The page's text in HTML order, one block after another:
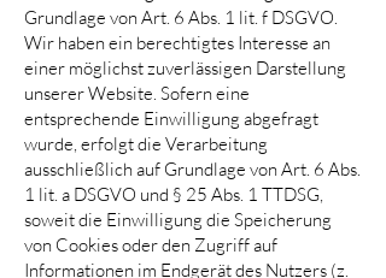
Grundlage von Art. 6 Abs. 1 lit. f DSGVO.
Wir haben ein berechtigtes Interesse an
einer möglichst zuverlässigen Darstellung
unserer Website. Sofern eine
entsprechende Einwilligung abgefragt
wurde, erfolgt die Verarbeitung
ausschließlich auf Grundlage von Art. 6 Abs.
1 lit. a DSGVO und § 25 Abs. 1 TTDSG,
soweit die Einwilligung die Speicherung
von Cookies oder den Zugriff auf
Informationen im Endgerät des Nutzers (z.